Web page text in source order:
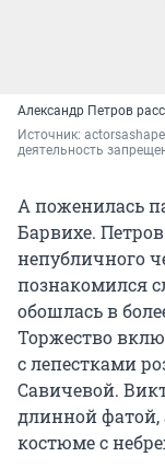
Александр Петров
Источник:
деятельность
А поженилась
Барвихе.
непубличного
познакомился
обошлась в
Торжество
с лепестками
Савичевой.
длинной фатой,
костюме с